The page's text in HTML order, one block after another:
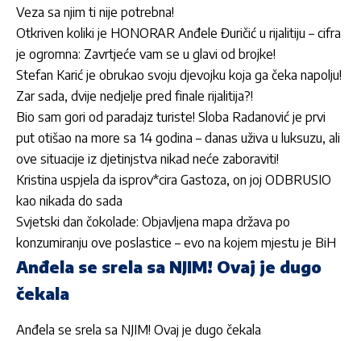
Veza sa njim ti nije potrebna!
Otkriven koliki je HONORAR Anđele Đuričić u rijalitiju – cifra
je ogromna: Zavrtjeće vam se u glavi od brojke!
Stefan Karić je obrukao svoju djevojku koja ga čeka napolju!
Zar sada, dvije nedjelje pred finale rijalitija?!
Bio sam gori od paradajz turiste! Sloba Radanović je prvi
put otišao na more sa 14 godina – danas uživa u luksuzu, ali
ove situacije iz djetinjstva nikad neće zaboraviti!
Kristina uspjela da isprov*cira Gastoza, on joj ODBRUSIO
kao nikada do sada
Svjetski dan čokolade: Objavljena mapa država po
konzumiranju ove poslastice – evo na kojem mjestu je BiH
Anđela se srela sa NJIM! Ovaj je dugo
čekala
Anđela se srela sa NJIM! Ovaj je dugo čekala